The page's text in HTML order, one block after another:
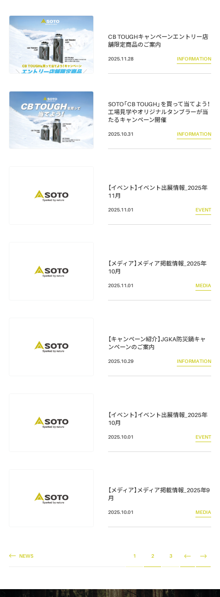
CB TOUGHキャンペーンエントリー店
舗限定商品のご案内
2025.11.28 INFORMATION
SOTO「CB TOUGH」を買って当てよう！
工場見学やオリジナルタンブラーが当
たるキャンペーン開催
2025.10.31 INFORMATION
【イベント】イベント出展情報_2025年
11月
2025.11.01 EVENT
【メディア】メディア掲載情報_2025年
10月
2025.11.01 MEDIA
【キャンペーン紹介】JGKA防災鍋キャ
ンペーンのご案内
2025.10.29 INFORMATION
【イベント】イベント出展情報_2025年
10月
2025.10.01 EVENT
【メディア】メディア掲載情報_2025年9
月
2025.10.01 MEDIA
NEWS 1 2 3